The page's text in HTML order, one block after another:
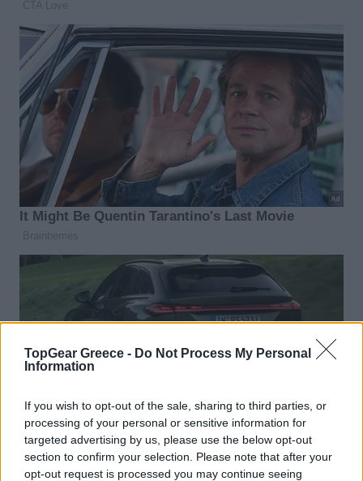
TopGear Greece - Do Not Process My Personal
Information
If you wish to opt-out of the sale, sharing to third parties, or
processing of your personal or sensitive information for
targeted advertising by us, please use the below opt-out
section to confirm your selection. Please note that after your
opt-out request is processed you may continue seeing